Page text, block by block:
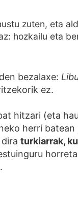
zuten, eta
hozkailu eta
bezalaxe:
ez.
hitzari (eta
herri
turkiarrak,